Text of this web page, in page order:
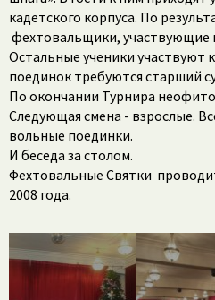
кадетского корпуса. По
фехтовальщики, участвующие
Остальные ученики участвуют
поединок требуются старший
По окончании Турнира
Следующая смена - взрослые.
вольные поединки.
И беседа за столом.
Фехтовальные Святки
2008 года.